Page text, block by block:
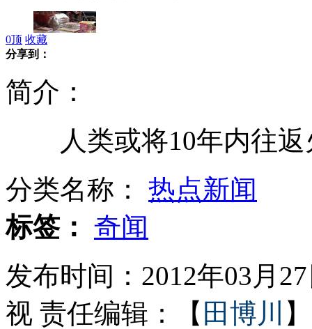
男子取款被吞卡拿板砖怒砸取款机
基因突变公鸡长了四条腿
0顶 收藏
分享到：
简介：
人类或将10年内往返
分类名称： 热点新闻
标签： 奇闻
发布时间：2012年03月
视 责任编辑：【 田博川 】